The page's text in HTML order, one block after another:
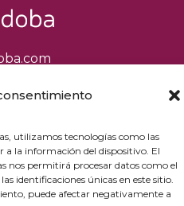
utilizamos tecnologías como las
a la información del dispositivo. El
nos permitirá procesar datos como el
identificaciones únicas en este sitio.
puede afectar negativamente a